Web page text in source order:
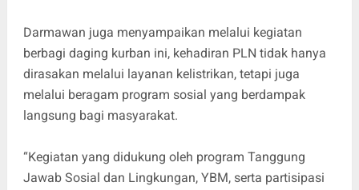
Darmawan juga menyampaikan melalui kegiatan
berbagi daging kurban ini, kehadiran PLN tidak hanya
dirasakan melalui layanan kelistrikan, tetapi juga
melalui beragam program sosial yang berdampak
langsung bagi masyarakat.
“Kegiatan yang didukung oleh program Tanggung
Jawab Sosial dan Lingkungan, YBM, serta partisipasi